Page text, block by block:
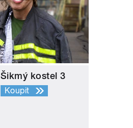
Šikmý kostel 3
Koupit